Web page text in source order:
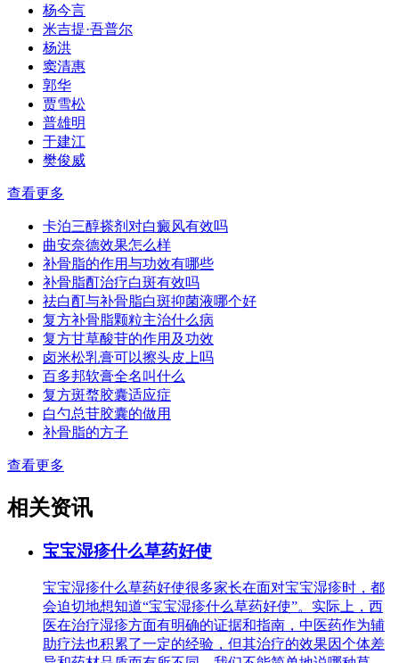
杨今言
米吉提·吾普尔
杨洪
窦清惠
郭华
贾雪松
普雄明
于建江
樊俊威
查看更多
卡泊三醇搽剂对白癜风有效吗
曲安奈德效果怎么样
补骨脂的作用与功效有哪些
补骨脂酊治疗白斑有效吗
祛白酊与补骨脂白斑抑菌液哪个好
复方补骨脂颗粒主治什么病
复方甘草酸苷的作用及功效
卤米松乳膏可以擦头皮上吗
百多邦软膏全名叫什么
复方斑蝥胶囊适应症
白勺总苷胶囊的做用
补骨脂的方子
查看更多
相关资讯
宝宝湿疹什么草药好使
宝宝湿疹什么草药好使很多家长在面对宝宝湿疹时，都
会迫切地想知道“宝宝湿疹什么草药好使”。实际上，西
医在治疗湿疹方面有明确的证据和指南，中医药作为辅
助疗法也积累了一定的经验，但其治疗的效果因个体差